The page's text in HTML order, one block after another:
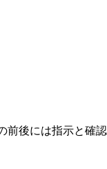
前後には指示と確